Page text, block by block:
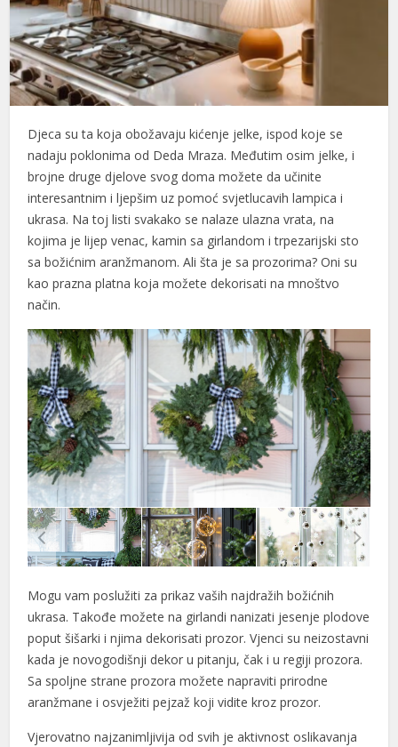
Djeca su ta koja obožavaju kićenje jelke, ispod koje se
nadaju poklonima od Deda Mraza. Međutim osim jelke, i
brojne druge djelove svog doma možete da učinite
interesantnim i ljepšim uz pomoć svjetlucavih lampica i
ukrasa. Na toj listi svakako se nalaze ulazna vrata, na
kojima je lijep venac, kamin sa girlandom i trpezarijski sto
sa božićnim aranžmanom. Ali šta je sa prozorima? Oni su
kao prazna platna koja možete dekorisati na mnoštvo
način.
Mogu vam poslužiti za prikaz vaših najdražih božićnih
ukrasa. Takođe možete na girlandi nanizati jesenje plodove
poput šišarki i njima dekorisati prozor. Vjenci su neizostavni
kada je novogodišnji dekor u pitanju, čak i u regiji prozora.
Sa spoljne strane prozora možete napraviti prirodne
aranžmane i osvježiti pejzaž koji vidite kroz prozor.
Vjerovatno najzanimljivija od svih je aktivnost oslikavanja